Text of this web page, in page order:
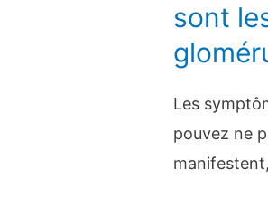
sont
Les
pouvez ne